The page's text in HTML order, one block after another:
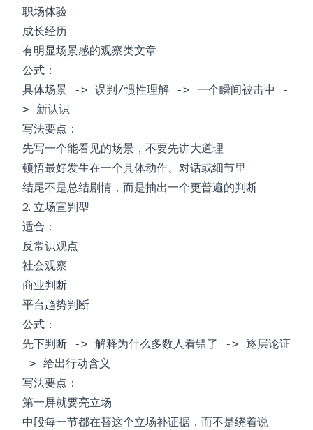
职场体验
成长经历
有明显场景感的观察类文章
公式：
具体场景 -> 误判/惯性理解 -> 一个瞬间被击中 -
> 新认识
写法要点：
先写一个能看见的场景，不要先讲大道理
顿悟最好发生在一个具体动作、对话或细节里
结尾不是总结剧情，而是抽出一个更普遍的判断
2. 立场宣判型
适合：
反常识观点
社会观察
商业判断
平台趋势判断
公式：
先下判断 -> 解释为什么多数人看错了 -> 逐层论证
-> 给出行动含义
写法要点：
第一屏就要亮立场
中段每一节都在替这个立场补证据，而不是绕着说